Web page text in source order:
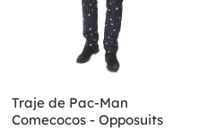
Traje de Pac-Man
Comecocos - Opposuits